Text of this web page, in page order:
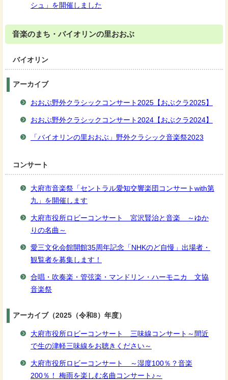
シュ」を開催しました
音楽のまち・バイオリンの里おおぶ
バイオリン
アーカイブ
おおぶ野外クラシックコンサート2025【おぶクラ2025】
おおぶ野外クラシックコンサート2024【おぶクラ2024】
「バイオリンの里おおぶ」野外クラシック音楽祭2023
コンサート
大府市音楽祭「セントラル愛知交響楽団コンサートwith第
九」を開催します
大府市役所ロビーコンサート 宮沢賢治と音楽 ～ゆか
りの名曲～
愛三文化会館開館35周年記念「NHKのど自慢」出場者・
観覧者を募集します！
合唱・吹奏楽・管弦楽・マンドリン・ハーモニカ 文協
音楽祭
アーカイブ（2025（令和8）年度）
大府市役所ロビーコンサート 三味線コンサート～間近
で生の津軽三味線をお聴きください～
大府市役所ロビーコンサート ～湿度100％？音楽
200％！ 梅雨を楽しむ名曲コンサート♪～